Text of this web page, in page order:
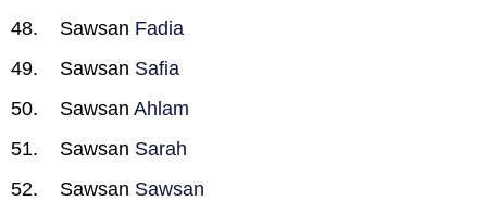
Sawsan Fadia
Sawsan Safia
Sawsan Ahlam
Sawsan Sarah
Sawsan Sawsan